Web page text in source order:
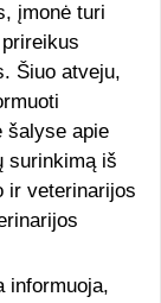
įmonė turi
Šiuo atveju,
šalyse apie
surinkimą iš
ir veterinarijos
informuoja,